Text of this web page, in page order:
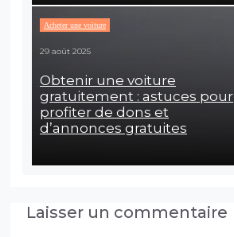
Acheter une voiture
29 août 2025
Obtenir une voiture
gratuitement : astuces pour
profiter de dons et
d’annonces gratuites
Laisser un commentaire